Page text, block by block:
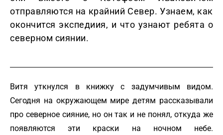
отправляются на крайний Север. Узнаем, как
окончится экспедиия, и что узнают ребята о
северном сиянии.
Витя уткнулся в книжку с задумчивым видом.
Сегодня на окружающем мире детям рассказывали
про северное сияние, но он так и не понял, откуда же
появляются эти краски на ночном небе.